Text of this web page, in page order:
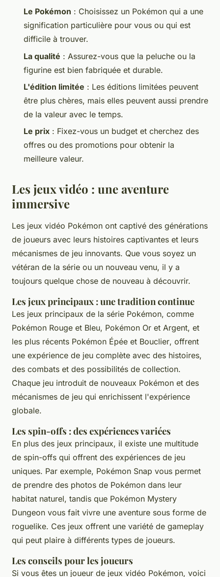
Le Pokémon : Choisissez un Pokémon qui a une
signification particulière pour vous ou qui est
difficile à trouver.
La qualité : Assurez-vous que la peluche ou la
figurine est bien fabriquée et durable.
L'édition limitée : Les éditions limitées peuvent
être plus chères, mais elles peuvent aussi prendre
de la valeur avec le temps.
Le prix : Fixez-vous un budget et cherchez des
offres ou des promotions pour obtenir la
meilleure valeur.
Les jeux vidéo : une aventure
immersive
Les jeux vidéo Pokémon ont captivé des générations
de joueurs avec leurs histoires captivantes et leurs
mécanismes de jeu innovants. Que vous soyez un
vétéran de la série ou un nouveau venu, il y a
toujours quelque chose de nouveau à découvrir.
Les jeux principaux : une tradition continue
Les jeux principaux de la série Pokémon, comme
Pokémon Rouge et Bleu, Pokémon Or et Argent, et
les plus récents Pokémon Épée et Bouclier, offrent
une expérience de jeu complète avec des histoires,
des combats et des possibilités de collection.
Chaque jeu introduit de nouveaux Pokémon et des
mécanismes de jeu qui enrichissent l'expérience
globale.
Les spin-offs : des expériences variées
En plus des jeux principaux, il existe une multitude
de spin-offs qui offrent des expériences de jeu
uniques. Par exemple, Pokémon Snap vous permet
de prendre des photos de Pokémon dans leur
habitat naturel, tandis que Pokémon Mystery
Dungeon vous fait vivre une aventure sous forme de
roguelike. Ces jeux offrent une variété de gameplay
qui peut plaire à différents types de joueurs.
Les conseils pour les joueurs
Si vous êtes un joueur de jeux vidéo Pokémon, voici